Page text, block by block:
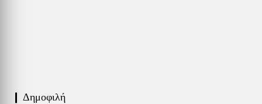
❙ Δημοφιλή